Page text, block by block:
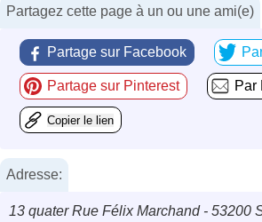
Partagez cette page à un ou une ami(e)
Partage sur Facebook
Partage sur Pinterest Par
Copier le lien
Adresse:
13 quater Rue Félix Marchand - 53200